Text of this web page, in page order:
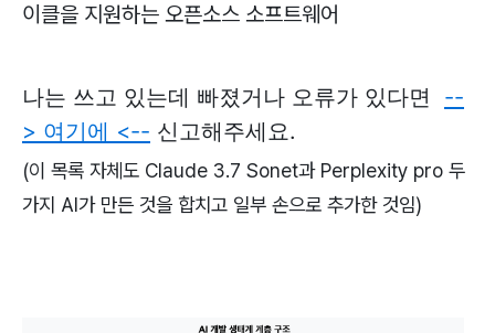
이클을 지원하는 오픈소스 소프트웨어
나는 쓰고 있는데 빠졌거나 오류가 있다면 --
> 여기에 <-- 신고해주세요.
(이 목록 자체도 Claude 3.7 Sonet과 Perplexity pro 두
가지 AI가 만든 것을 합치고 일부 손으로 추가한 것임)